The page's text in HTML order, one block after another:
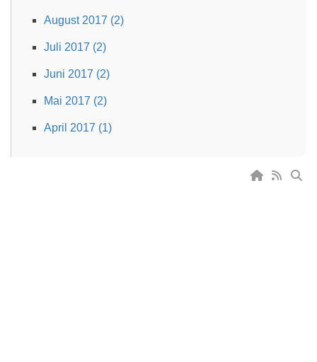
August 2017 (2)
Juli 2017 (2)
Juni 2017 (2)
Mai 2017 (2)
April 2017 (1)